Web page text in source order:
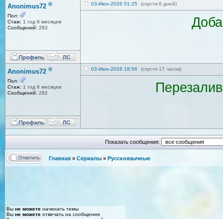
Anonimus72 ®
Пол:
Стаж: 1 год 6 месяцев
Сообщений: 282
03-Июн-2026 01:25 (спустя 6 дней)
Anonimus72 ®
Пол:
Стаж: 1 год 6 месяцев
Сообщений: 282
03-Июн-2026 18:56 (спустя 17 часов)
Показать сообщения:
Главная » Сериалы » Русскоязычные
Вы не можете начинать темы
Вы не можете отвечать на сообщения